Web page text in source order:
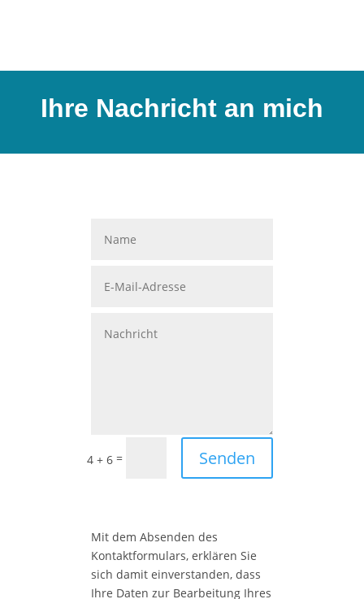
Ihre Nachricht an mich
4 + 6 = Senden
Mit dem Absenden des
Kontaktformulars, erklären Sie
sich damit einverstanden, dass
Ihre Daten zur Bearbeitung Ihres